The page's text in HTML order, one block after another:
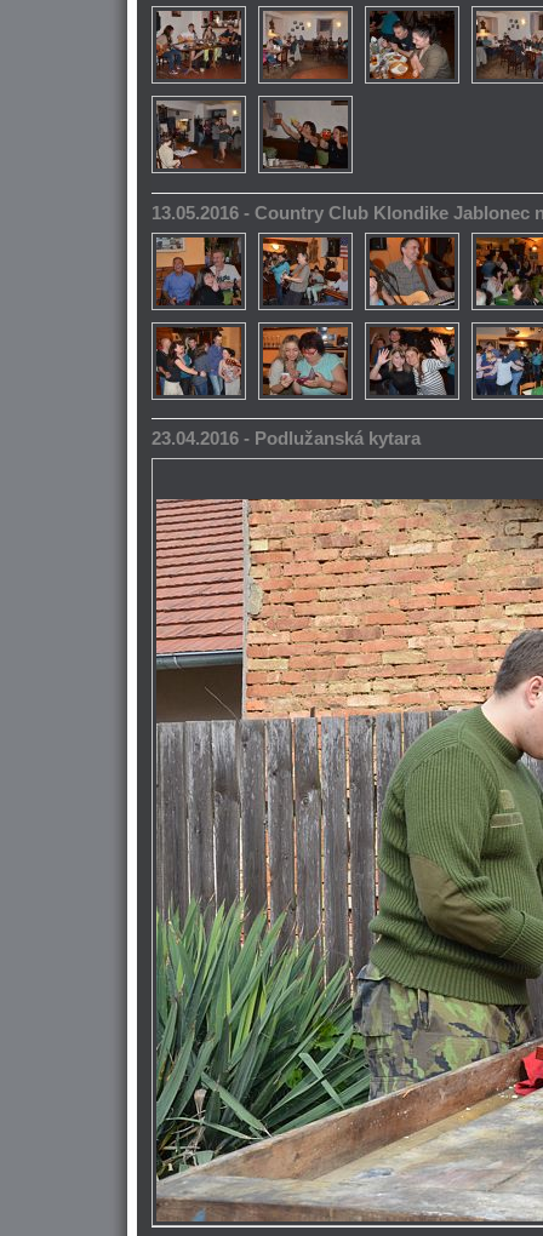
13.05.2016 - Country Club Klondike Jablonec
23.04.2016 - Podlužanská kytara